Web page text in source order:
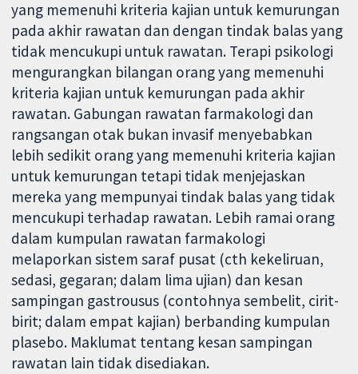
yang memenuhi kriteria kajian untuk kemurungan
pada akhir rawatan dan dengan tindak balas yang
tidak mencukupi untuk rawatan. Terapi psikologi
mengurangkan bilangan orang yang memenuhi
kriteria kajian untuk kemurungan pada akhir
rawatan. Gabungan rawatan farmakologi dan
rangsangan otak bukan invasif menyebabkan
lebih sedikit orang yang memenuhi kriteria kajian
untuk kemurungan tetapi tidak menjejaskan
mereka yang mempunyai tindak balas yang tidak
mencukupi terhadap rawatan. Lebih ramai orang
dalam kumpulan rawatan farmakologi
melaporkan sistem saraf pusat (cth kekeliruan,
sedasi, gegaran; dalam lima ujian) dan kesan
sampingan gastrousus (contohnya sembelit, cirit-
birit; dalam empat kajian) berbanding kumpulan
plasebo. Maklumat tentang kesan sampingan
rawatan lain tidak disediakan.